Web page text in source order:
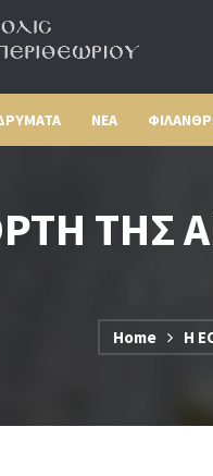
ΝΕΑ
ΤΗΣ
Home Η